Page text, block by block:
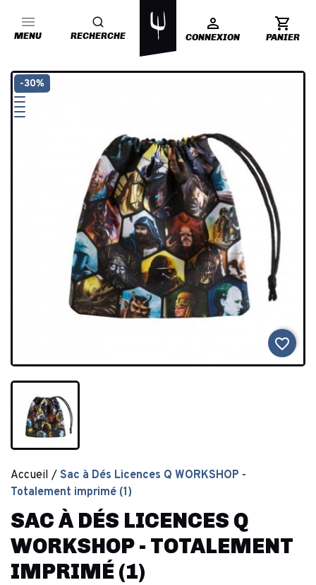
MENU RECHERCHE CONNEXION PANIER
-30%
favorite_border
Accueil
Sac à Dés Licences Q WORKSHOP -
Totalement imprimé (1)
SAC À DÉS LICENCES Q
WORKSHOP - TOTALEMENT
IMPRIMÉ (1)